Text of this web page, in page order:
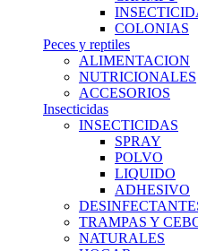
COLONIAS
Peces y reptiles
ALIMENTACION
NUTRICIONALES
ACCESORIOS
Insecticidas
INSECTICIDAS
SPRAY
POLVO
LIQUIDO
ADHESIVO
TRAMPAS Y
NATURALES